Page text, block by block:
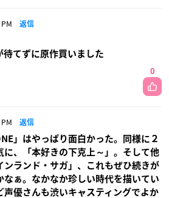
返信
待てずに原作買いました
0
返信
」はやっぱり面白かった。同様に２
に、「本好きの下克上～」。そして他
ンランド・サガ」、これもぜひ続きが
なぁ。なかなか珍しい時代を描いてい
声優さんも渋いキャスティングでよか